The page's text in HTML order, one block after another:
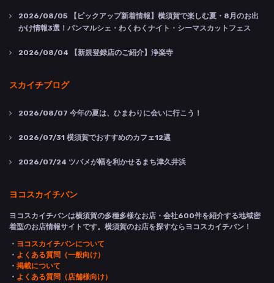
2026/08/05 【ピックアップ新着情報】横須賀で楽しむ夏・8月のお出
かけ情報3選！パンマルシェ・わくわくナイト・シーマスカットフェス
2026/08/04 【新規登録店のご紹介】浄楽寺
スカイチブログ
2026/08/07 今年の夏は、ひまわりに会いに行こう！
2026/07/31 横須賀でおすすめのカフェ12選
2026/07/24 ツバメが幅を利かせるまち津久井浜
ヨコスカイチバン
ヨコスカイチバンは横須賀の多種多様なお店・会社600件を紹介する地域密
着型のお店情報サイトです。横須賀のお店を探すならヨコスカイチバン！
・ ヨコスカイチバンについて
・ よくある質問（一般向け）
・ 掲載について
・ よくある質問（店舗様向け）